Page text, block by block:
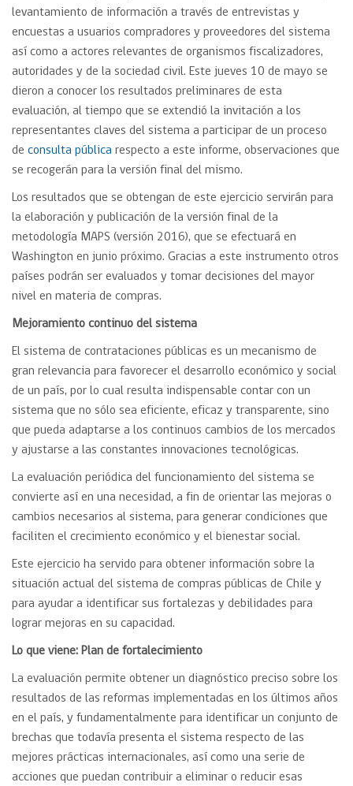
levantamiento de información a través de entrevistas y
encuestas a usuarios compradores y proveedores del sistema
así como a actores relevantes de organismos fiscalizadores,
autoridades y de la sociedad civil. Este jueves 10 de mayo se
dieron a conocer los resultados preliminares de esta
evaluación, al tiempo que se extendió la invitación a los
representantes claves del sistema a participar de un proceso
de consulta pública respecto a este informe, observaciones que
se recogerán para la versión final del mismo.
Los resultados que se obtengan de este ejercicio servirán para
la elaboración y publicación de la versión final de la
metodología MAPS (versión 2016), que se efectuará en
Washington en junio próximo. Gracias a este instrumento otros
países podrán ser evaluados y tomar decisiones del mayor
nivel en materia de compras.
Mejoramiento continuo del sistema
El sistema de contrataciones públicas es un mecanismo de
gran relevancia para favorecer el desarrollo económico y social
de un país, por lo cual resulta indispensable contar con un
sistema que no sólo sea eficiente, eficaz y transparente, sino
que pueda adaptarse a los continuos cambios de los mercados
y ajustarse a las constantes innovaciones tecnológicas.
La evaluación periódica del funcionamiento del sistema se
convierte así en una necesidad, a fin de orientar las mejoras o
cambios necesarios al sistema, para generar condiciones que
faciliten el crecimiento económico y el bienestar social.
Este ejercicio ha servido para obtener información sobre la
situación actual del sistema de compras públicas de Chile y
para ayudar a identificar sus fortalezas y debilidades para
lograr mejoras en su capacidad.
Lo que viene: Plan de fortalecimiento
La evaluación permite obtener un diagnóstico preciso sobre los
resultados de las reformas implementadas en los últimos años
en el país, y fundamentalmente para identificar un conjunto de
brechas que todavía presenta el sistema respecto de las
mejores prácticas internacionales, así como una serie de
acciones que puedan contribuir a eliminar o reducir esas